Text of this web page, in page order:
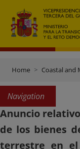
Home Coastal and
Navigation
Anuncio
de los bienes
terrestre en